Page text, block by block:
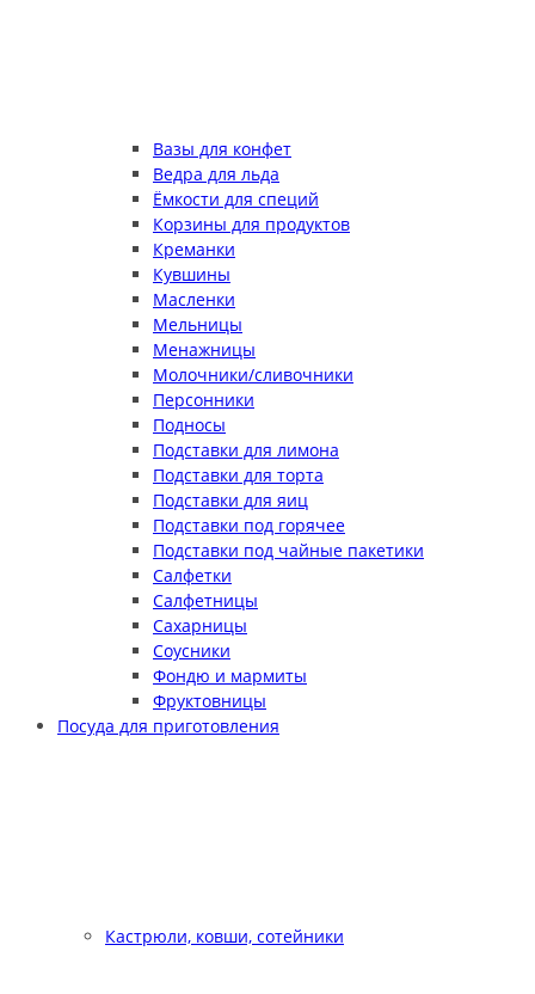
Вазы для конфет
Ведра для льда
Ёмкости для специй
Корзины для продуктов
Креманки
Кувшины
Масленки
Мельницы
Менажницы
Молочники/сливочники
Персонники
Подносы
Подставки для лимона
Подставки для торта
Подставки для яиц
Подставки под горячее
Подставки под чайные пакетики
Салфетки
Салфетницы
Сахарницы
Соусники
Фондю и мармиты
Фруктовницы
Посуда для приготовления
Кастрюли, ковши, сотейники